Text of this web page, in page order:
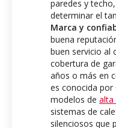
paredes y
determinar el
Marca y
buena
buen servicio al
cobertura de
años o más en
es conocida por
modelos de alta
sistemas de
silenciosos que